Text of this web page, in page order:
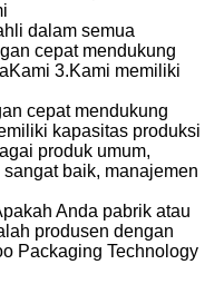
dalam semua
cepat mendukung
Kami 3.Kami memiliki
cepat mendukung
kapasitas produksi
produk umum,
baik, manajemen
Anda pabrik atau
produsen dengan
Packaging Technology